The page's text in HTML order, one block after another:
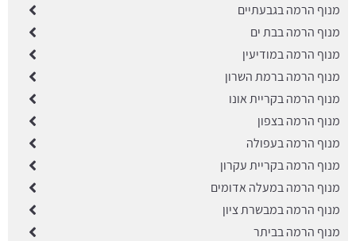
מנוף הרמה בגבעתיים
מנוף הרמה בבת ים
מנוף הרמה במודיעין
מנוף הרמה ברמת השרון
מנוף הרמה בקריית אונו
מנוף הרמה בצפון
מנוף הרמה בעפולה
מנוף הרמה בקריית עקרון
מנוף הרמה במעלה אדומים
מנוף הרמה במבשרת ציון
מנוף הרמה בביתר